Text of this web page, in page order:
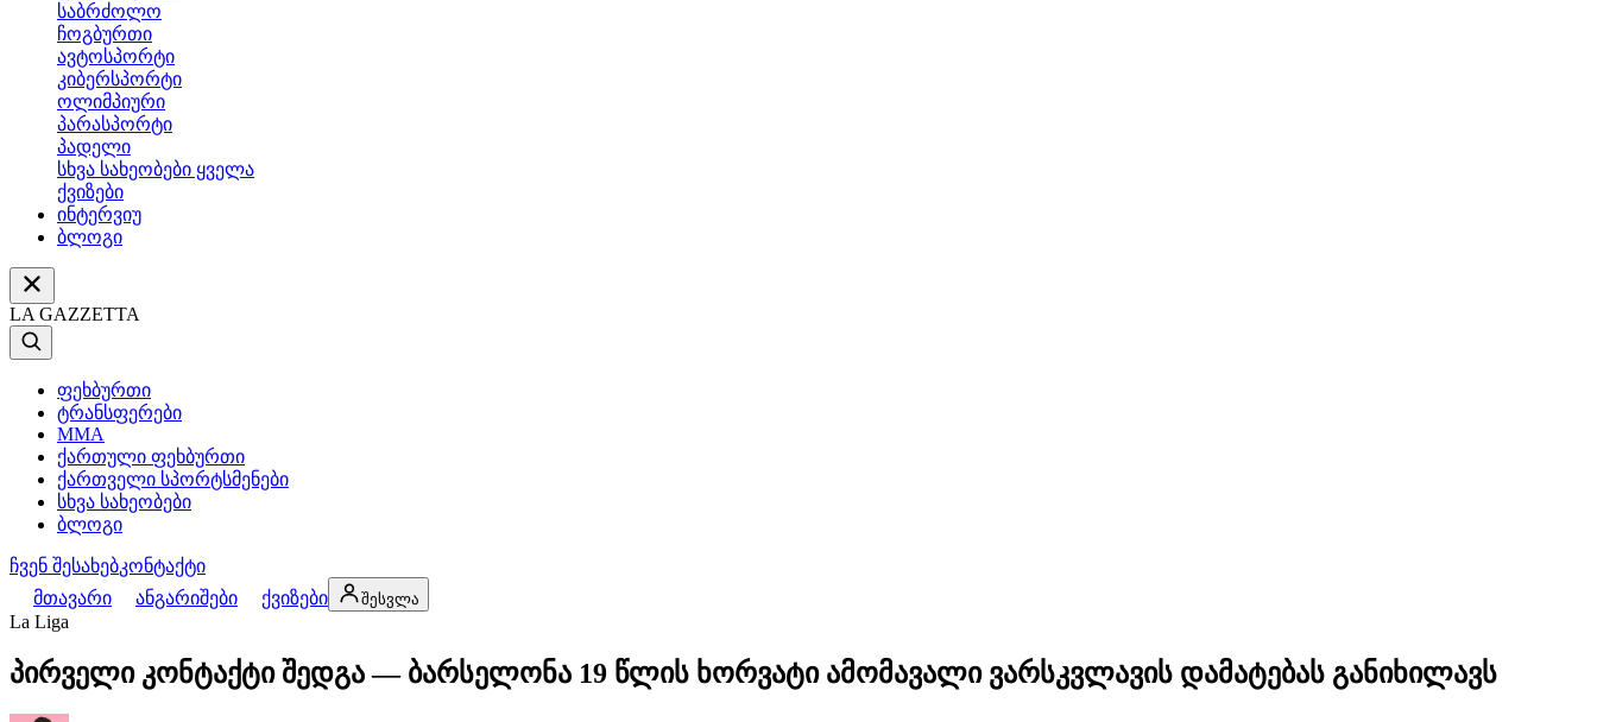
საბრძოლო
ჩოგბურთი
ავტოსპორტი
კიბერსპორტი
ოლიმპიური
პარასპორტი
პადელი
სხვა სახეობები ყველა
ქვიზები
ინტერვიუ
ბლოგი
LA GAZZETTA
ფეხბურთი
ტრანსფერები
MMA
ქართული ფეხბურთი
ქართველი სპორტსმენები
სხვა სახეობები
ბლოგი
ჩვენ შესახებკონტაქტი
მთავარი
ანგარიშები ქვიზები შესვლა
La Liga
პირველი კონტაქტი შედგა — ბარსელონა 19 წლის ხორვატი ამომავალი ვარსკვლავის დამატებას განიხილავს